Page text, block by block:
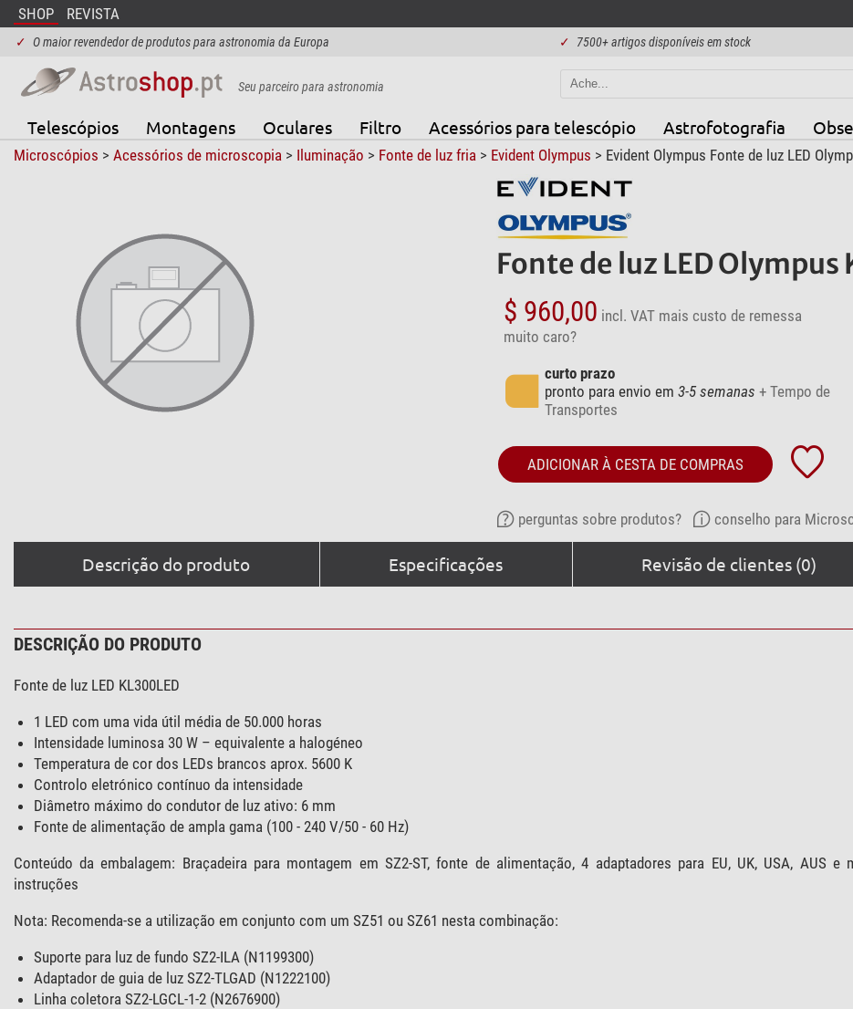
SHOP REVISTA
✓ O maior revendedor de produtos para astronomia da Europa ✓ 7500+ artigos disponíveis em stock
Seu parceiro para astronomia
Telescópios Montagens Oculares Filtro Acessórios para telescópio Astrofotografia
Microscópios > Acessórios de microscopia > Iluminação > Fonte de luz fria > Evident Olympus > Evident Olympus Fonte de luz LED
Fonte de luz LED
$ 960,00 incl. VAT mais custo de remessa
muito caro?
curto prazo
pronto para envio em 3-5 semanas + Tempo de
Transportes
ADICIONAR À CESTA DE COMPRAS
perguntas sobre produtos? conselho para
Descrição do produto Especificações Revisão de clientes (0)
DESCRIÇÃO DO PRODUTO
Fonte de luz LED KL300LED
1 LED com uma vida útil média de 50.000 horas
Intensidade luminosa 30 W – equivalente a halogéneo
Temperatura de cor dos LEDs brancos aprox. 5600 K
Controlo eletrónico contínuo da intensidade
Diâmetro máximo do condutor de luz ativo: 6 mm
Fonte de alimentação de ampla gama (100 - 240 V/50 - 60 Hz)
Conteúdo da embalagem: Braçadeira para montagem em SZ2-ST, fonte de alimentação, 4 adaptadores para EU, UK, USA, AUS e
instruções
Nota: Recomenda-se a utilização em conjunto com um SZ51 ou SZ61 nesta combinação:
Suporte para luz de fundo SZ2-ILA (N1199300)
Adaptador de guia de luz SZ2-TLGAD (N1222100)
Linha coletora SZ2-LGCL-1-2 (N2676900)